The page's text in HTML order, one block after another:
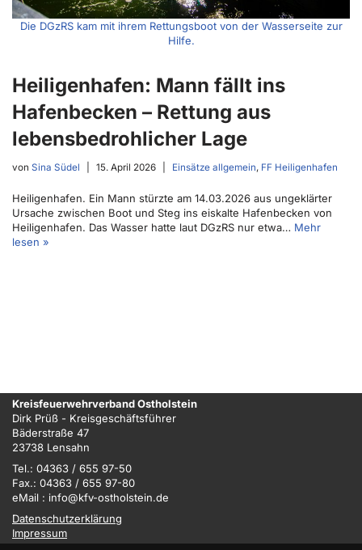
Die DGzRS kam mit ihrem Rettungsboot von der Wasserseite zur
Hilfe.
Heiligenhafen: Mann fällt ins
Hafenbecken – Rettung aus
lebensbedrohlicher Lage
von Sina Südel 15. April 2026 Einsätze allgemein, FF Heiligenhafen
Heiligenhafen. Ein Mann stürzte am 14.03.2026 aus ungeklärter
Ursache zwischen Boot und Steg ins eiskalte Hafenbecken von
Heiligenhafen. Das Wasser hatte laut DGzRS nur etwa… Mehr
lesen »
Kreisfeuerwehrverband Ostholstein
Dirk Prüß - Kreisgeschäftsführer
Bäderstraße 47
23738 Lensahn
Tel.: 04363 / 655 97-50
Fax.: 04363 / 655 97-80
eMail : info@kfv-ostholstein.de
Datenschutzerklärung
Impressum